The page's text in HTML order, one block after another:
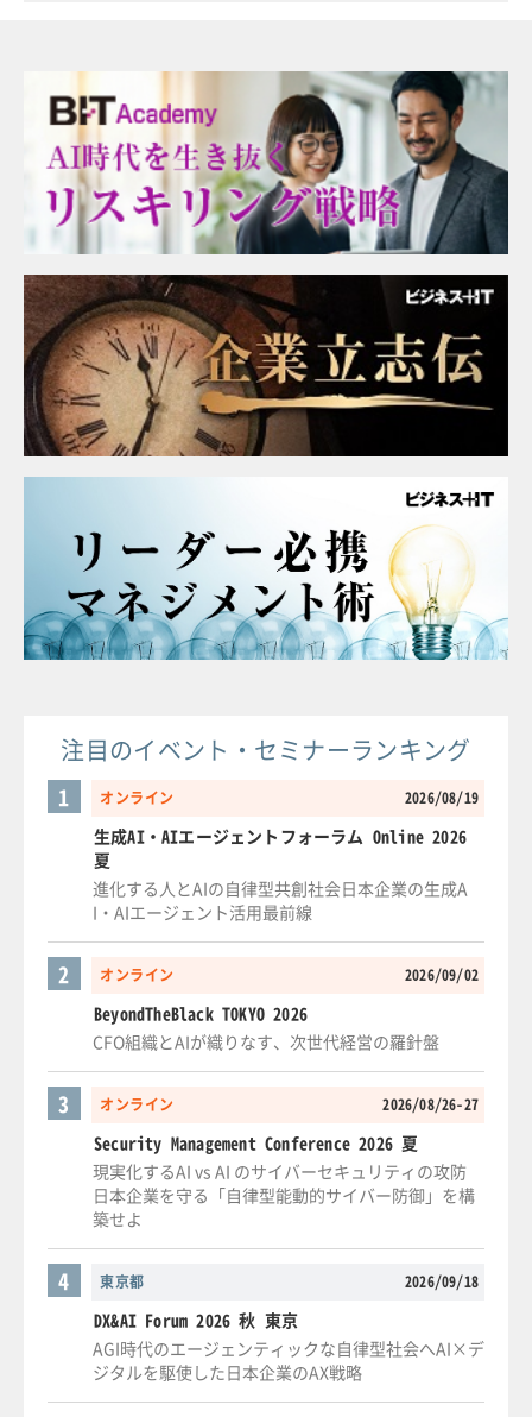
注目のイベント・セミナーランキング
オンライン 2026/08/19
1
生成AI・AIエージェントフォーラム Online 2026
夏
進化する人とAIの自律型共創社会日本企業の生成A
I・AIエージェント活用最前線
オンライン 2026/09/02
2
BeyondTheBlack TOKYO 2026
CFO組織とAIが織りなす、次世代経営の羅針盤
オンライン 2026/08/26-27
3
Security Management Conference 2026 夏
現実化するAI vs AI のサイバーセキュリティの攻防
日本企業を守る「自律型能動的サイバー防御」を構
築せよ
東京都 2026/09/18
4
DX&AI Forum 2026 秋 東京
AGI時代のエージェンティックな自律型社会へAI×デ
ジタルを駆使した日本企業のAX戦略